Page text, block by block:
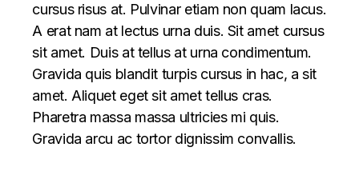
cursus risus at. Pulvinar etiam non quam lacus.
A erat nam at lectus urna duis. Sit amet cursus
sit amet. Duis at tellus at urna condimentum.
Gravida quis blandit turpis cursus in hac, a sit
amet. Aliquet eget sit amet tellus cras.
Pharetra massa massa ultricies mi quis.
Gravida arcu ac tortor dignissim convallis.